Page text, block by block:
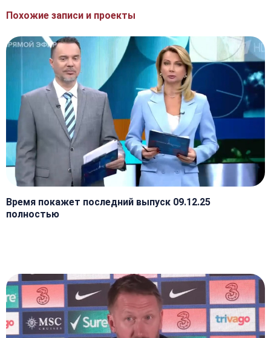
Похожие записи и проекты
Время покажет последний выпуск 09.12.25
полностью